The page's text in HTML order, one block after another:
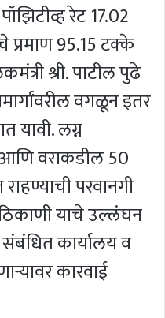
रेट 17.02
95.15 टक्के
श्री. पाटील पुढे
वगळून इतर
यावी. लग्न
वराकडील 50
परवानगी
याचे उल्लंघन
कार्यालय व
कारवाई